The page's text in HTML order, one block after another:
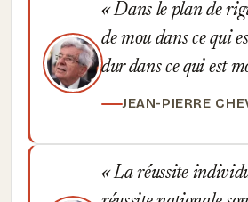
Dans le plan de
de mou dans ce qui
dur dans ce qui est
JEAN-PIERRE
La réussite